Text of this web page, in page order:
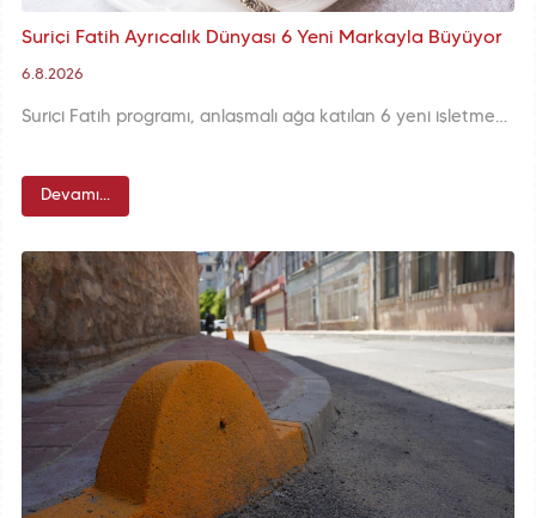
Suriçi Fatih Ayrıcalık Dünyası 6 Yeni Markayla Büyüyor
6.8.2026
Suriçi Fatih programı, anlaşmalı ağa katılan 6 yeni işletmeyle üyelerine sunduğu ayrıcalıkları büyütüyor. Farklı sektörlerde %10 ila %30 arasında değişen özel indirimler Suriçi Fatih üyelerini bekliyor.
Devamı...